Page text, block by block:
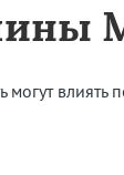
влиять